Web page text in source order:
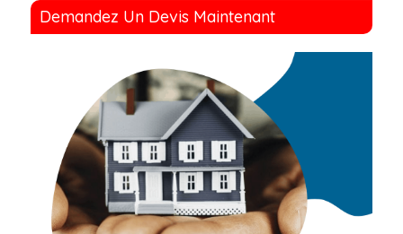
Demandez Un Devis Maintenant